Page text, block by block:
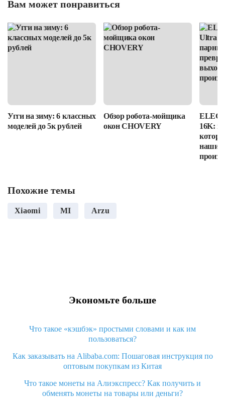
Вам может понравиться
Угги на зиму: 6 классных
моделей до 5к рублей
Обзор робота-мойщика
окон CHOVERY
16K:
наши
Похожие темы
Xiaomi MI Arzu
Экономьте больше
Что такое «кэшбэк» простыми словами и как им
пользоваться?
Как заказывать на Alibaba.com: Пошаговая инструкция по
оптовым покупкам из Китая
Что такое монеты на Алиэкспресс? Как получить и
обменять монеты на товары или деньги?